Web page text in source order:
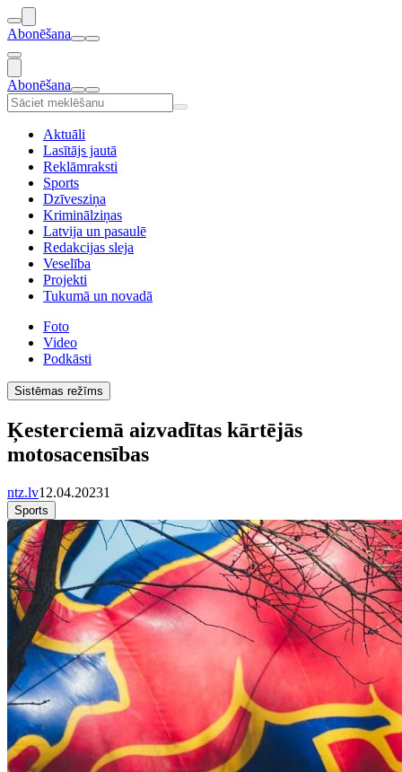
Abonēšana
Abonēšana
Aktuāli
Lasītājs jautā
Reklāmraksti
Sports
Dzīvesziņa
Kriminālziņas
Latvija un pasaulē
Redakcijas sleja
Veselība
Projekti
Tukumā un novadā
Foto
Video
Podkāsti
Sistēmas režīms
Ķesterciemā aizvadītas kārtējās
motosacensības
ntz.lv12.04.20231
Sports